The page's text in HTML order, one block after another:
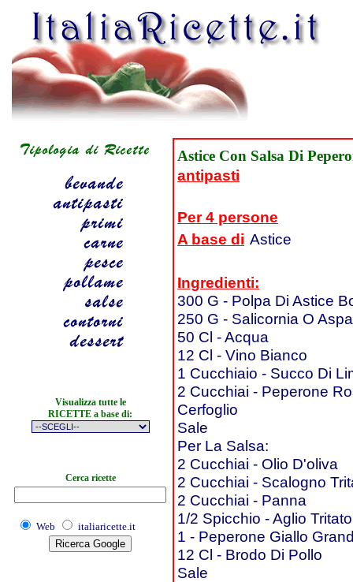
Visualizza tutte le
RICETTE a base di:
Cerca ricette
Web italiaricette.it
Astice Con Salsa Di
antipasti
Per 4 persone
A base di Astice
Ingredienti:
300 G - Polpa Di Astice
250 G - Salicornia O
50 Cl - Acqua
12 Cl - Vino Bianco
1 Cucchiaio - Succo Di
2 Cucchiai - Peperone
Cerfoglio
Sale
Per La Salsa:
2 Cucchiai - Olio D'oliva
2 Cucchiai - Scalogno
2 Cucchiai - Panna
1/2 Spicchio - Aglio Tritato
1 - Peperone Giallo
12 Cl - Brodo Di Pollo
Sale